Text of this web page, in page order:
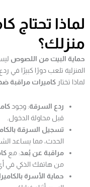
لماذا تحتاج
منزلك؟
حماية البيت من اللصوص
المنزلية تلعب دورًا كبيرًا في
لماذا تختار كاميرات مراقبة
ردع السرقة: وجود
قبل محاولة الدخول.
تسجيل السرقة
الحدث، مما يساعد
مراقبة عن بُعد: مع
من هاتفك الذكي في
حماية الأسرة بالكاميرا